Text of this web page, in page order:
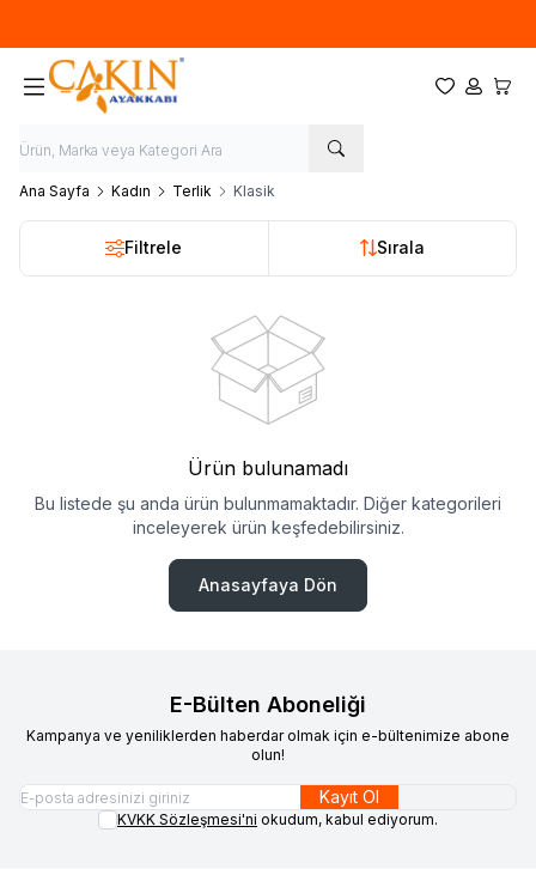
Favorilerim
Hesabım
Ana Sayfa Kadın Terlik Klasik
Filtrele Sırala
Ürün bulunamadı
Bu listede şu anda ürün bulunmamaktadır. Diğer kategorileri
inceleyerek ürün keşfedebilirsiniz.
Anasayfaya Dön
E-Bülten Aboneliği
Kampanya ve yeniliklerden haberdar olmak için e-bültenimize abone
olun!
Kayıt Ol
KVKK Sözleşmesi'ni okudum, kabul ediyorum.